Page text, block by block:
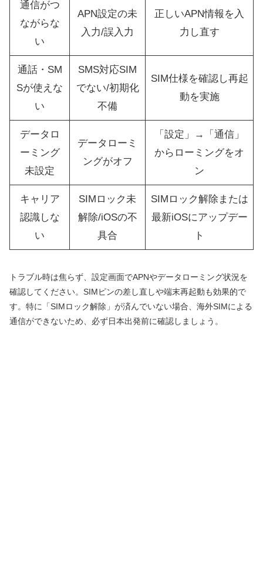
通信がつ
ながらな
い
APN設定の未
入力/誤入力
正しいAPN情報を入
力し直す
通話・SM
Sが使えな
い
SMS対応SIM
でない/初期化
不備
SIM仕様を確認し再起
動を実施
データロ
ーミング
未設定
データローミ
ングがオフ
「設定」→「通信」
からローミングをオ
ン
キャリア
認識しな
い
SIMロック未
解除/iOSの不
具合
SIMロック解除または
最新iOSにアップデー
ト
トラブル時は焦らず、設定画面でAPNやデータローミング状況を
確認してください。SIMピンの差し直しや端末再起動も効果的で
す。特に「SIMロック解除」が済んでいない場合、海外SIMによる
通信ができないため、必ず日本出発前に確認しましょう。